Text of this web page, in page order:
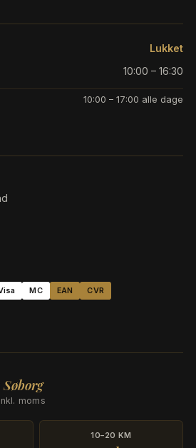
Lukket
10:00 – 16:30
10:00 – 17:00 alle dage
MC EAN CVR
moms
10–20 KM